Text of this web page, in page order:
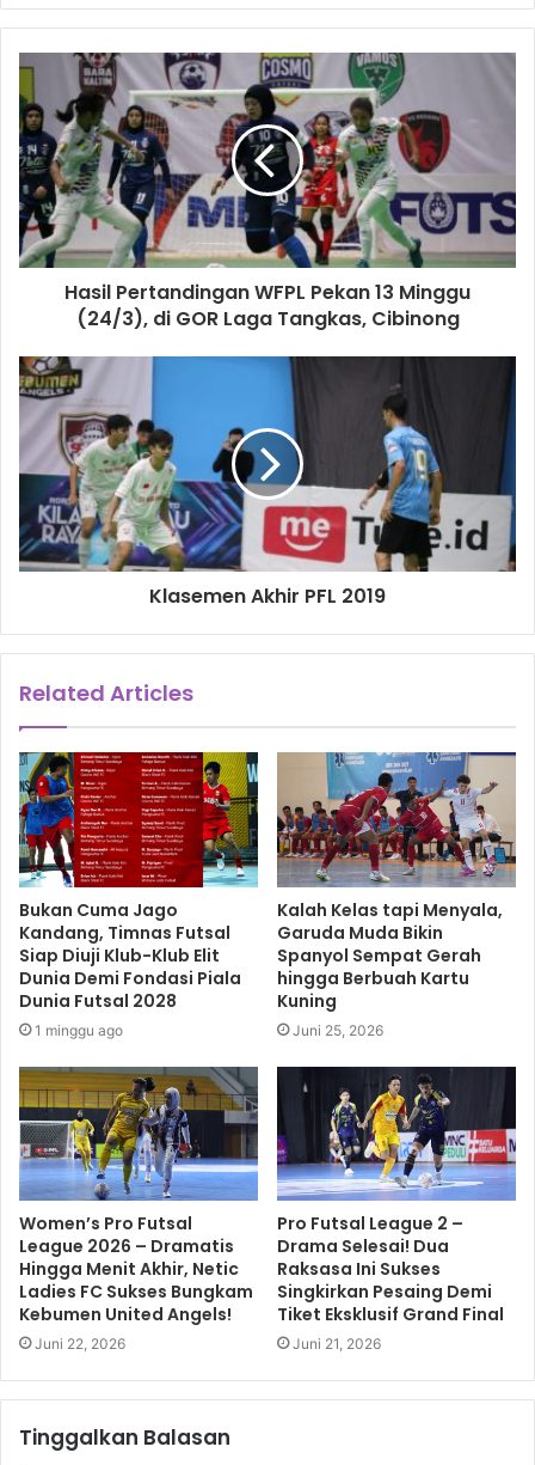
Hasil Pertandingan WFPL Pekan 13 Minggu
(24/3), di GOR Laga Tangkas, Cibinong
Klasemen Akhir PFL 2019
Related Articles
Bukan Cuma Jago
Kandang, Timnas Futsal
Siap Diuji Klub-Klub Elit
Dunia Demi Fondasi Piala
Dunia Futsal 2028
1 minggu ago
Kalah Kelas tapi Menyala,
Garuda Muda Bikin
Spanyol Sempat Gerah
hingga Berbuah Kartu
Kuning
Juni 25, 2026
Women’s Pro Futsal
League 2026 – Dramatis
Hingga Menit Akhir, Netic
Ladies FC Sukses Bungkam
Kebumen United Angels!
Juni 22, 2026
Pro Futsal League 2 –
Drama Selesai! Dua
Raksasa Ini Sukses
Singkirkan Pesaing Demi
Tiket Eksklusif Grand Final
Juni 21, 2026
Tinggalkan Balasan